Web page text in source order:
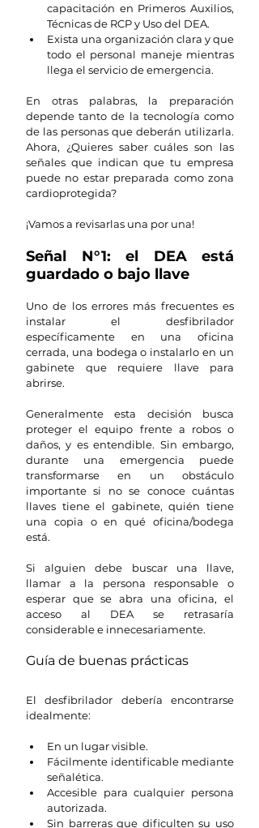
capacitación en Primeros Auxilios,
Técnicas de RCP y Uso del DEA.
Exista una organización clara y que
todo el personal maneje mientras
llega el servicio de emergencia.
En otras palabras, la preparación
depende tanto de la tecnología como
de las personas que deberán utilizarla.
Ahora, ¿Quieres saber cuáles son las
señales que indican que tu empresa
puede no estar preparada como zona
cardioprotegida?
¡Vamos a revisarlas una por una!
Señal N°1: el DEA está
guardado o bajo llave
Uno de los errores más frecuentes es
instalar el desfibrilador
específicamente en una oficina
cerrada, una bodega o instalarlo en un
gabinete que requiere llave para
abrirse.
Generalmente esta decisión busca
proteger el equipo frente a robos o
daños, y es entendible. Sin embargo,
durante una emergencia puede
transformarse en un obstáculo
importante si no se conoce cuántas
llaves tiene el gabinete, quién tiene
una copia o en qué oficina/bodega
está.
Si alguien debe buscar una llave,
llamar a la persona responsable o
esperar que se abra una oficina, el
acceso al DEA se retrasaría
considerable e innecesariamente.
Guía de buenas prácticas
El desfibrilador debería encontrarse
idealmente:
En un lugar visible.
Fácilmente identificable mediante
señalética.
Accesible para cualquier persona
autorizada.
Sin barreras que dificulten su uso